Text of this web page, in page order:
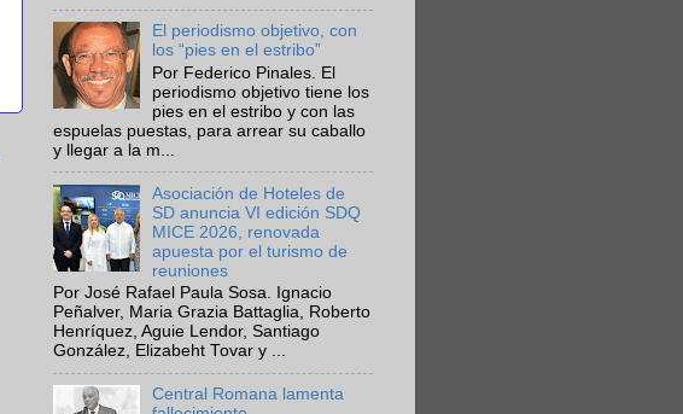
El periodismo objetivo, con
los “pies en el estribo”
Por Federico Pinales. El
periodismo objetivo tiene los
pies en el estribo y con las
espuelas puestas, para arrear su caballo
y llegar a la m...
Asociación de Hoteles de
SD anuncia VI edición SDQ
MICE 2026, renovada
apuesta por el turismo de
reuniones
Por José Rafael Paula Sosa. Ignacio
Peñalver, Maria Grazia Battaglia, Roberto
Henríquez, Aguie Lendor, Santiago
González, Elizabeht Tovar y ...
Central Romana lamenta